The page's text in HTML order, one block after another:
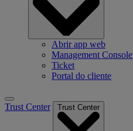
Abrir app web
Management Console
Ticket
Portal do cliente
Trust Center Trust Center